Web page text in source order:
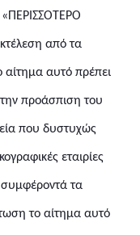
«ΠΕΡΙΣΣΟΤΕΡΟ
από τα
αίτημα αυτό πρέπει
την προάσπιση του
που δυστυχώς
εταιρίες
τα
το αίτημα αυτό